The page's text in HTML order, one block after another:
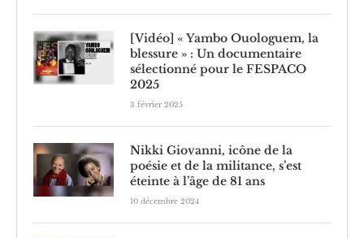
[Vidéo] « Yambo Ouologuem, la
blessure » : Un documentaire
sélectionné pour le FESPACO
2025
3 février 2025
Nikki Giovanni, icône de la
poésie et de la militance, s’est
éteinte à l’âge de 81 ans
10 décembre 2024